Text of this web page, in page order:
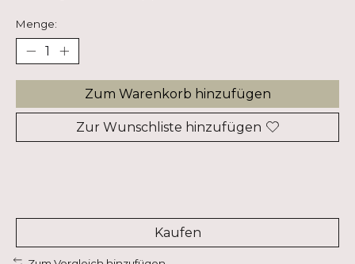
Menge:
Zum Warenkorb hinzufügen
Zur Wunschliste hinzufügen
Kaufen